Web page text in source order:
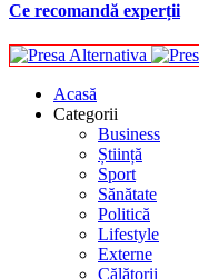
Ce recomandă experții
Acasă
Categorii
Business
Știință
Sport
Sănătate
Politică
Lifestyle
Externe
Călătorii